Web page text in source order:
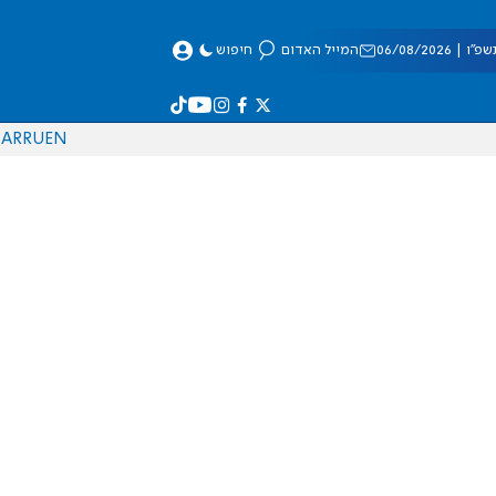
08/2026 המייל האדום חיפוש
EN
RU
AR